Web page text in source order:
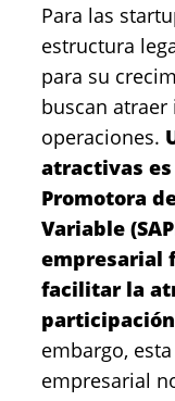
Para las
estructura
para su
buscan
operaciones.
atractivas es
Promotora
Variable
empresarial
facilitar la
embargo,
empresarial